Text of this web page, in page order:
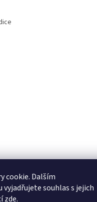
cookie. Dalším
souhlas s jejich
zde.
stavební pouzdra JAP